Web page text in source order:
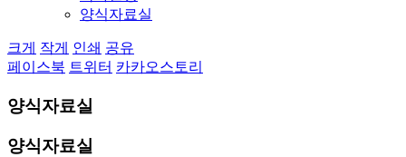
양식자료실
크게 작게 인쇄 공유
페이스북 트위터 카카오스토리
양식자료실
양식자료실